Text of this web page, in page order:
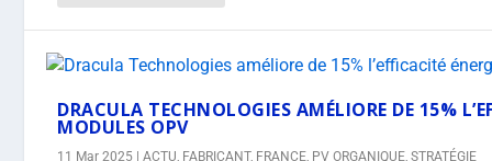
DRACULA TECHNOLOGIES AMÉLIORE DE 15%
MODULES OPV
11 Mar 2025 |ACTU, FABRICANT, FRANCE, PV ORGANIQUE,STRATÉGIE